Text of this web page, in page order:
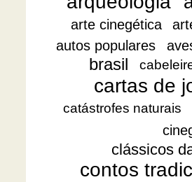
arte cinegética
autos populares
brasil
cartas de
catástrofes naturais
clássicos
contos